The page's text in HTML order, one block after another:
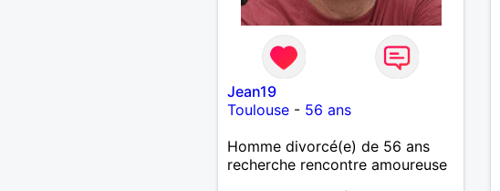
Jean19
Toulouse- 56 ans
Homme divorcé(e) de 56 ans
recherche rencontre amoureuse